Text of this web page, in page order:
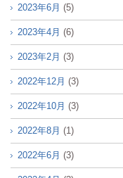
2023年6月 (5)
2023年4月 (6)
2023年2月 (3)
2022年12月 (3)
2022年10月 (3)
2022年8月 (1)
2022年6月 (3)